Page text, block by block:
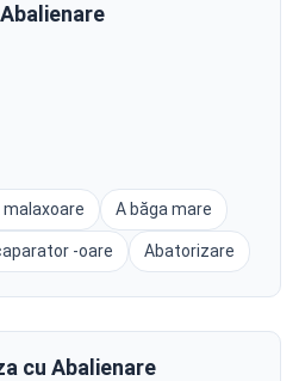
malaxoare A băga mare
-oare Abatorizare
cu Abalienare